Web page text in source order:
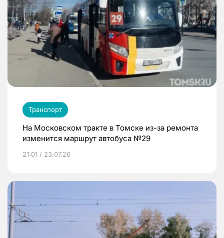
Транспорт
На Московском тракте в Томске из-за ремонта
изменится маршрут автобуса №29
21:01 / 23.07.26